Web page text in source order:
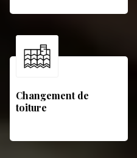
Changement de
toiture